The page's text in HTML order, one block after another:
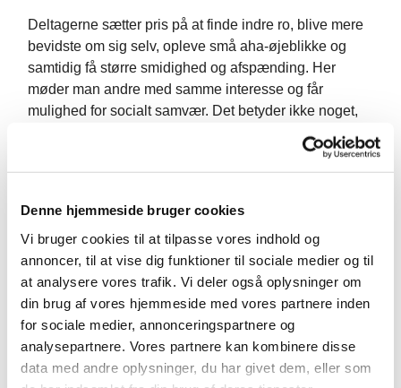
Denne hjemmeside bruger cookies
Vi bruger cookies til at tilpasse vores indhold og
annoncer, til at vise dig funktioner til sociale medier og til
at analysere vores trafik. Vi deler også oplysninger om
din brug af vores hjemmeside med vores partnere inden
for sociale medier, annonceringspartnere og
analysepartnere. Vores partnere kan kombinere disse
data med andre oplysninger, du har givet dem, eller som
Deltagerne sætter pris på at finde indre ro, blive mere
bevidste om sig selv, opleve små aha-øjeblikke og
samtidig få større smidighed og afspænding. Her
møder man andre med samme interesse og får
mulighed for socialt samvær. Det betyder ikke noget,
om du er ung eller ældre, veltrænet eller motorisk
udfordret – alle kan få noget ud af fællesskabet og
arbejdet med sig selv, er vores erfaring.
Kom og vær med!
Anne Marie Sasaki
tlf.: 6032 0132